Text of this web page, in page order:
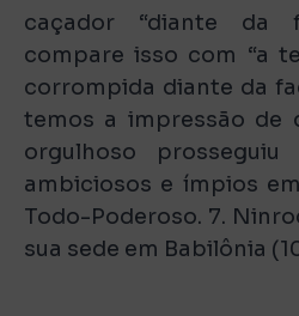
caçador “diante da
compare isso com “a
corrompida diante da
temos a impressão de
orgulhoso
ambiciosos e ímpios
Todo-Poderoso. 7.
sua sede em Babilônia